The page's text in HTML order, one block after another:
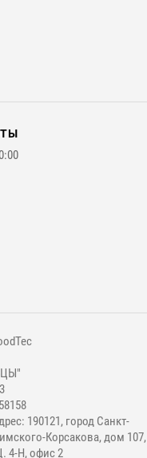
190121, город Санкт-
Корсакова, дом 107,
4-Н, офис 2